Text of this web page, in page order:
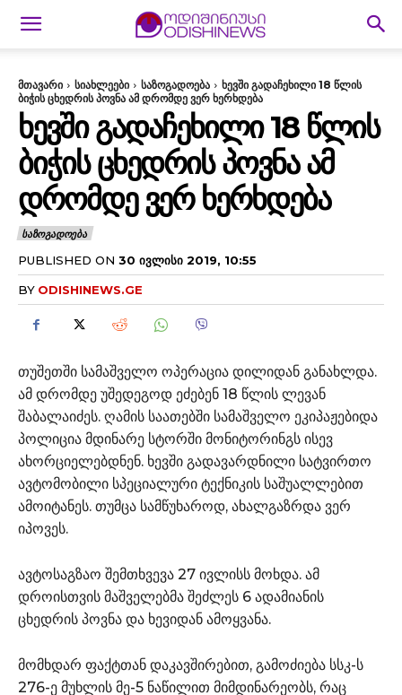
მთავარი სიახლეები საზოგადოება
ხევში გადაჩეხილი 18 წლის
ბიჭის ცხედრის პოვნა ამ დრომდე ვერ ხერხდება
ᲮᲔᲕᲨᲘ ᲒᲐᲓᲐᲩᲔᲮᲘᲚᲘ 18 ᲬᲚᲘᲡ
ᲑᲘᲭᲘᲡ ᲪᲮᲔᲓᲠᲘᲡ ᲞᲝᲕᲜᲐ ᲐᲛ
ᲓᲠᲝᲛᲓᲔ ᲕᲔᲠ ᲮᲔᲠᲮᲓᲔᲑᲐ
ᲡᲐᲖᲝᲒᲐᲓᲝᲔᲑᲐ
PUBLISHED ON 30 ᲘᲕᲚᲘᲡᲘ 2019, 10:55
BY ODISHINEWS.GE
თუშეთში სამაშველო ოპერაცია დილიდან განახლდა.
ამ დრომდე უშედეგოდ ეძებენ 18 წლის ლევან
შაბალაიძეს. ღამის საათებში სამაშველო ეკიპაჟებიდა
პოლიცია მდინარე სტორში მონიტორინგს ისევ
ახორციელებდნენ. ხევში გადავარდნილი სატვირთო
ავტომობილი სპეციალური ტექნიკის საშუალლებით
ამოიტანეს. თუმცა სამწუხაროდ, ახალგაზრდა ვერ
იპოვეს.
ავტოსაგზაო შემთხვევა 27 ივლისს მოხდა. ამ
დროისთვის მაშველებმა შეძლეს 6 ადამიანის
ცხედრის პოვნა და ხევიდან ამოყვანა.
მომხდარ ფაქტთან დაკავშირებით, გამოძიება სსკ-ს
276-ე მუხლის მე-5 ნაწილით მიმდინარეობს, რაც